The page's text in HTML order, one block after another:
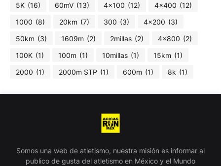
5K (16) 60mV (13) 4x100 (12) 4x400 (12)
1000 (8) 20km (7) 300 (3) 4x200 (3)
50km (3) 1609m (2) 2millas (2) 4x800 (2)
100K (1) 100m (1) 10millas (1) 15km (1)
2000 (1) 2000m STP (1) 600m (1) 8k (1)
Somos una web de atletismo, nuestra misión es informar al
publico de gusta del atletismo en México y el Mundo